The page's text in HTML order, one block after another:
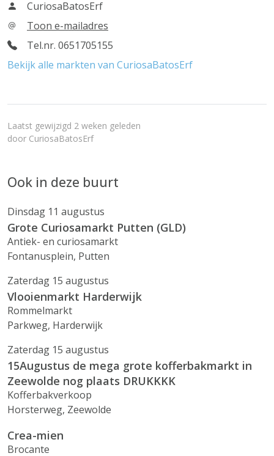
CuriosaBatosErf
Toon e-mailadres
Tel.nr. 0651705155
Bekijk alle markten van CuriosaBatosErf
Laatst gewijzigd 2 weken geleden
door CuriosaBatosErf
Ook in deze buurt
Dinsdag 11 augustus
Grote Curiosamarkt Putten (GLD)
Antiek- en curiosamarkt
Fontanusplein, Putten
Zaterdag 15 augustus
Vlooienmarkt Harderwijk
Rommelmarkt
Parkweg, Harderwijk
Zaterdag 15 augustus
15Augustus de mega grote kofferbakmarkt in
Zeewolde nog plaats DRUKKKK
Kofferbakverkoop
Horsterweg, Zeewolde
Crea-mien
Brocante